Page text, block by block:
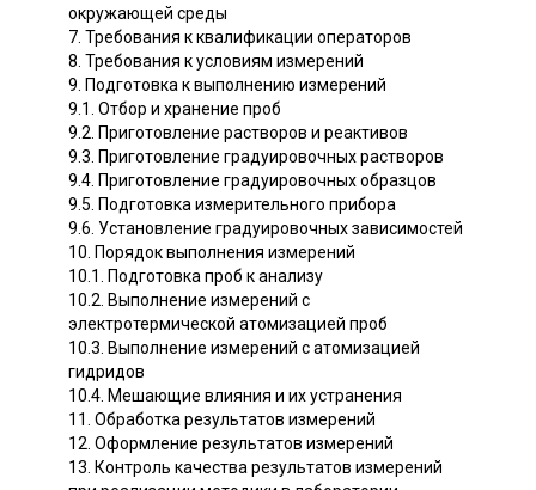
окружающей среды
7. Требования к квалификации операторов
8. Требования к условиям измерений
9. Подготовка к выполнению измерений
9.1. Отбор и хранение проб
9.2. Приготовление растворов и реактивов
9.3. Приготовление градуировочных растворов
9.4. Приготовление градуировочных образцов
9.5. Подготовка измерительного прибора
9.6. Установление градуировочных зависимостей
10. Порядок выполнения измерений
10.1. Подготовка проб к анализу
10.2. Выполнение измерений с
электротермической атомизацией проб
10.3. Выполнение измерений с атомизацией
гидридов
10.4. Мешающие влияния и их устранения
11. Обработка результатов измерений
12. Оформление результатов измерений
13. Контроль качества результатов измерений